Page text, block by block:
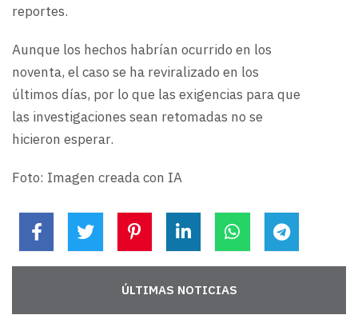
reportes.
Aunque los hechos habrían ocurrido en los
noventa, el caso se ha reviralizado en los
últimos días, por lo que las exigencias para que
las investigaciones sean retomadas no se
hicieron esperar.
Foto: Imagen creada con IA
ÚLTIMAS NOTICIAS